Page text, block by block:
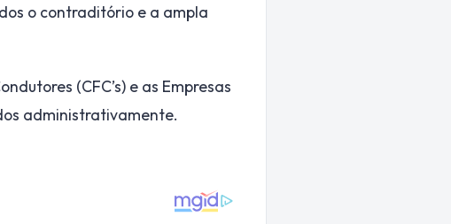
o contraditório e a ampla
(CFC’s) e as Empresas
administrativamente.